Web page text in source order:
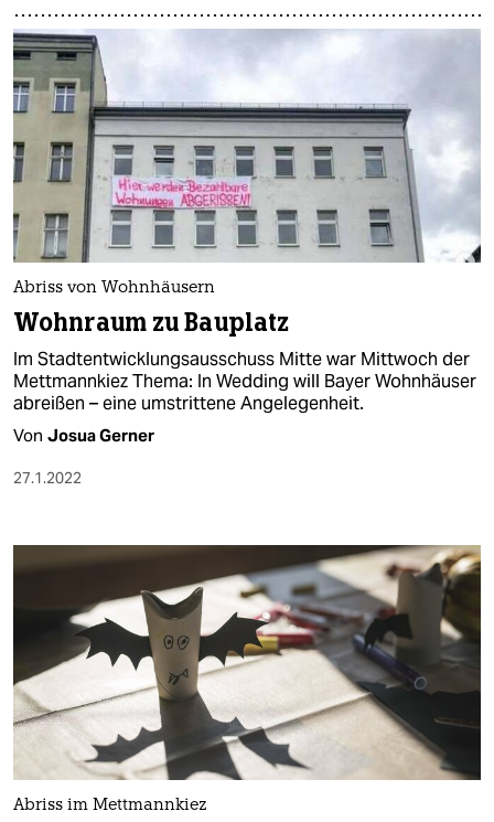
Abriss von Wohnhäusern
Wohnraum zu Bauplatz
Im Stadtentwicklungsausschuss Mitte war Mittwoch der
Mettmannkiez Thema: In Wedding will Bayer Wohnhäuser
abreißen – eine umstrittene Angelegenheit.
Von Josua Gerner
27.1.2022
Abriss im Mettmannkiez